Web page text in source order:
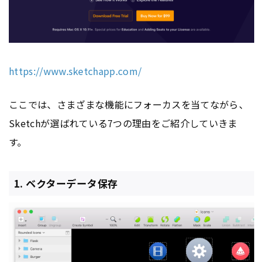
https://www.sketchapp.com/
ここでは、さまざまな機能にフォーカスを当てながら、
Sketchが選ばれている7つの理由をご紹介していきま
す。
1. ベクターデータ保存